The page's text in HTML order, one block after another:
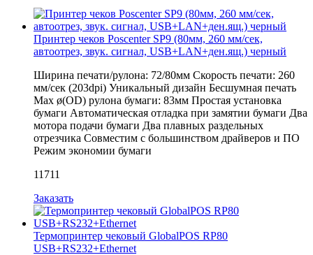
Принтер чеков Poscenter SP9 (80мм, 260 мм/сек,
автоотрез, звук. сигнал, USB+LAN+ден.ящ.) черный
Ширина печати/рулона: 72/80мм Скорость печати: 260
мм/сек (203dpi) Уникальный дизайн Бесшумная печать
Мах ø(OD) рулона бумаги: 83мм Простая установка
бумаги Автоматическая отладка при замятии бумаги Два
мотора подачи бумаги Два плавных раздельных
отрезчика Совместим с большинством драйверов и ПО
Режим экономии бумаги
11711
Заказать
Термопринтер чековый GlobalPOS RP80
USB+RS232+Ethernet